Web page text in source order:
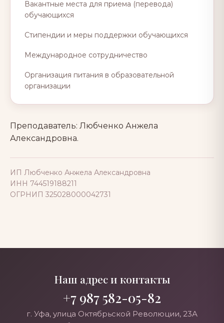
Вакантные места для приема (перевода)
обучающихся
Стипендии и меры поддержки обучающихся
Международное сотрудничество
Организация питания в образовательной
организации
Преподаватель: Любченко Анжела
Александровна.
ИП Любченко Анжела Александровна
ИНН 744519188211
ОГРНИП 325028000042731
Наш адрес и контакты
+7 987 582-05-82
г. Уфа, улица Октябрьской Революции, 23А